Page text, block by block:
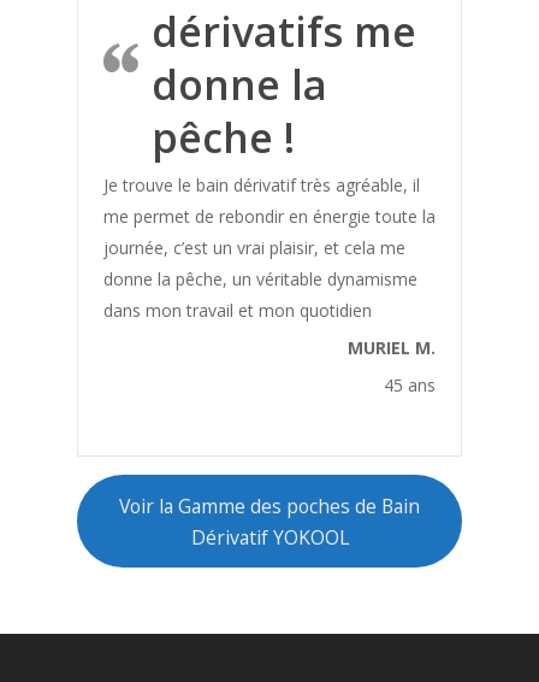
dérivatifs me
donne la
pêche !
Je trouve le bain dérivatif très agréable, il
me permet de rebondir en énergie toute la
journée, c’est un vrai plaisir, et cela me
donne la pêche, un véritable dynamisme
dans mon travail et mon quotidien
MURIEL M.
45 ans
Voir la Gamme des poches de Bain
Dérivatif YOKOOL
Culotte de cheval
Cycle hormonal
Dents
Détente
Détox
Diabète
Digestion
Douleurs aux jambes
Douleurs cervicales
Douleurs gingivales